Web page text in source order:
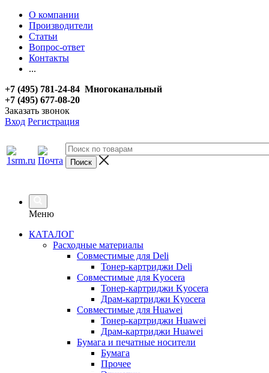
О компании
Производители
Статьи
Вопрос-ответ
Контакты
...
+7 (495) 781-24-84 Многоканальный
+7 (495) 677-08-20
Заказать звонок
Вход Регистрация
Меню
КАТАЛОГ
Расходные материалы
Совместимые для Deli
Тонер-картриджи Deli
Совместимые для Kyocera
Тонер-картриджи Kyocera
Драм-картриджи Kyocera
Совместимые для Huawei
Тонер-картриджи Huawei
Драм-картриджи Huawei
Бумага и печатные носители
Бумага
Прочее